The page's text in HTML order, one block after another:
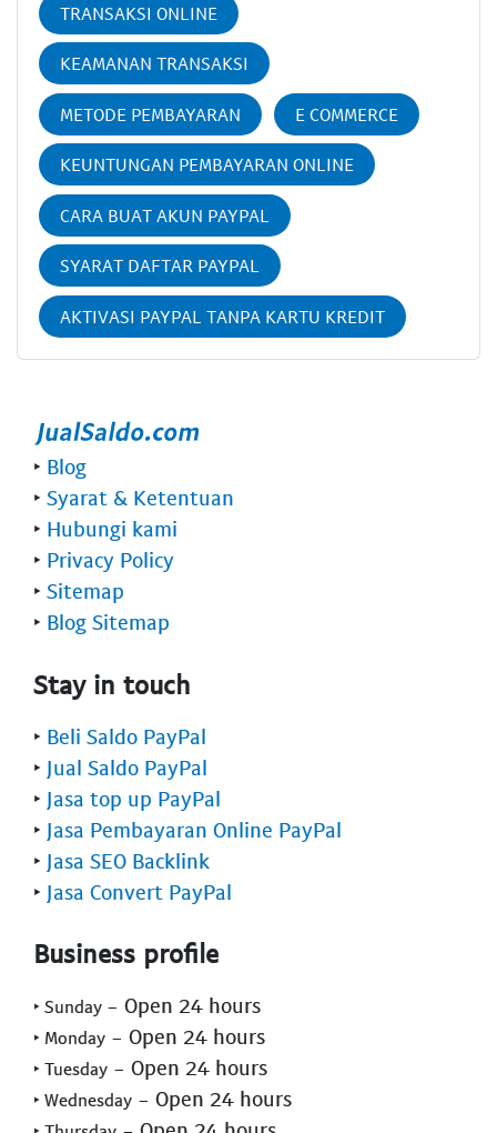
TRANSAKSI ONLINE
KEAMANAN TRANSAKSI
METODE PEMBAYARAN E COMMERCE
KEUNTUNGAN PEMBAYARAN ONLINE
CARA BUAT AKUN PAYPAL
SYARAT DAFTAR PAYPAL
AKTIVASI PAYPAL TANPA KARTU KREDIT
‣ Blog
‣ Syarat & Ketentuan
‣ Hubungi kami
‣ Privacy Policy
‣ Sitemap
‣ Blog Sitemap
Stay in touch
‣ Beli Saldo PayPal
‣ Jual Saldo PayPal
‣ Jasa top up PayPal
‣ Jasa Pembayaran Online PayPal
‣ Jasa SEO Backlink
‣ Jasa Convert PayPal
Business profile
‣ Sunday - Open 24 hours
‣ Monday - Open 24 hours
‣ Tuesday - Open 24 hours
‣ Wednesday - Open 24 hours